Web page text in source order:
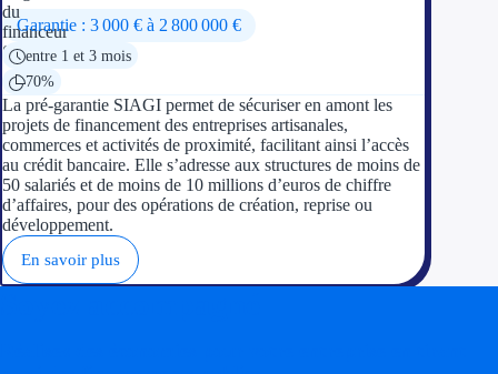
Garantie : 3 000 € à 2 800 000 €
entre 1 et 3 mois
70%
La pré-garantie SIAGI permet de sécuriser en amont les
projets de financement des entreprises artisanales,
commerces et activités de proximité, facilitant ainsi l’accès
au crédit bancaire. Elle s’adresse aux structures de moins de
50 salariés et de moins de 10 millions d’euros de chiffre
d’affaires, pour des opérations de création, reprise ou
développement.
En savoir plus